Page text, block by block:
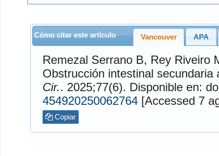
Cómo citar este artículo Vancouver APA
Remezal SerranoB, Rey Riveiro
Obstrucción intestinal
Cir.
. 2025;77(6). Disponible en:
454920250062764
Copiar